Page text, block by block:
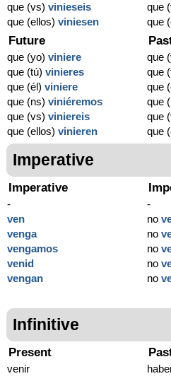
que (vs) vinieseis
que (ellos) viniesen
que
que
Future
que (yo) viniere
que (tú) vinieres
que (él) viniere
que (ns) viniéremos
que (vs) viniereis
que (ellos) vinieren
que
que
que
que
que
que
Imperative
Imperative
-
ven
venga
vengamos
venid
vengan
-
no
no
no
no
no
Infinitive
Present
venir